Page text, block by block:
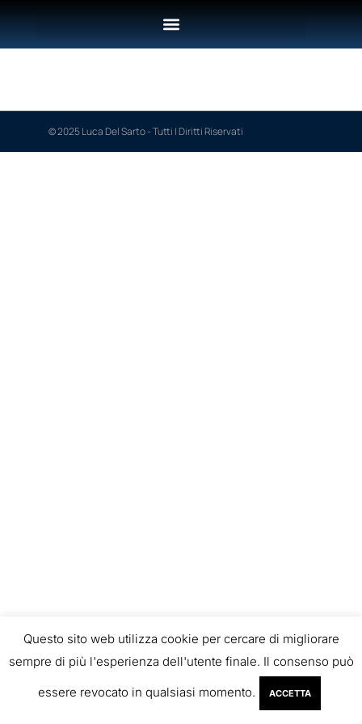
© 2025 Luca Del Sarto - Tutti I Diritti Riservati
Questo sito web utilizza cookie per cercare di migliorare
sempre di più l'esperienza dell'utente finale. Il consenso può
essere revocato in qualsiasi momento.
ACCETTA